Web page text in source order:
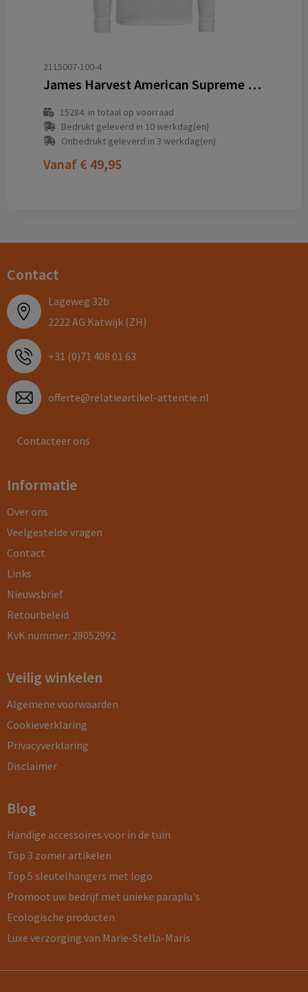
2115007-100-4
James Harvest American Supreme Polo L/S Polo Heren
15284in totaal op voorraad
Bedrukt geleverd in 10 werkdag(en)
Onbedrukt geleverd in 3 werkdag(en)
Vanaf € 49,95
Contact
Lageweg 32b
2222 AG Katwijk (ZH)
+31 (0)71 408 01 63
offerte@relatieartikel-attentie.nl
Contacteer ons
Informatie
Over ons
Veelgestelde vragen
Contact
Links
Nieuwsbrief
Retourbeleid
KvK nummer: 28052992
Veilig winkelen
Algemene voorwaarden
Cookieverklaring
Privacyverklaring
Disclaimer
Blog
Handige accessoires voor in de tuin
Top 3 zomer artikelen
Top 5 sleutelhangers met logo
Promoot uw bedrijf met unieke paraplu's
Ecologische producten
Luxe verzorging van Marie-Stella-Maris